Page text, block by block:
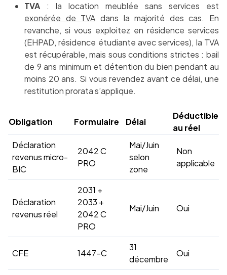
TVA : la location meublée sans services est
exonérée de TVA dans la majorité des cas. En
revanche, si vous exploitez en résidence services
(EHPAD, résidence étudiante avec services), la TVA
est récupérable, mais sous conditions strictes : bail
de 9 ans minimum et détention du bien pendant au
moins 20 ans. Si vous revendez avant ce délai, une
restitution prorata s’applique.
Obligation Formulaire Délai
Déductible
au réel
Déclaration
revenus micro-
BIC
2042 C
PRO
Mai/Juin
selon
zone
Non
applicable
Déclaration
revenus réel
2031 +
2033 +
2042 C
PRO
Mai/Juin Oui
CFE 1447-C
31
décembre
Oui